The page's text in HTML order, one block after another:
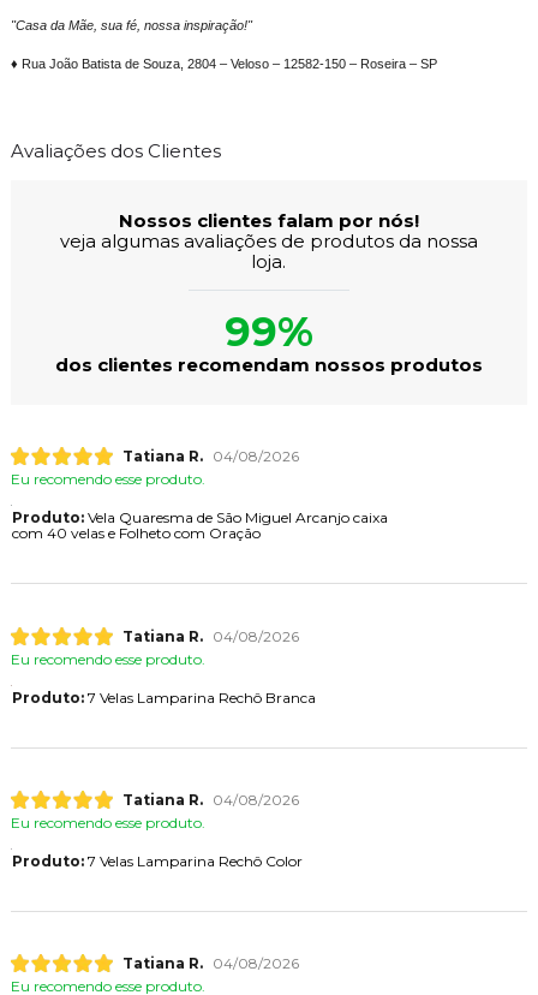
"Casa da Mãe, sua fé, nossa inspiração!"
♦ Rua João Batista de Souza, 2804 – Veloso – 12582-150 – Roseira – SP
Avaliações dos Clientes
Nossos clientes falam por nós!
veja algumas avaliações de produtos da nossa
loja.
99%
dos clientes recomendam nossos produtos
Tatiana R.
04/08/2026
Eu recomendo esse produto.
Produto:Vela Quaresma de São Miguel Arcanjo caixa
com 40 velas e Folheto com Oração
Tatiana R.
04/08/2026
Eu recomendo esse produto.
Produto:7 Velas Lamparina Rechô Branca
Tatiana R.
04/08/2026
Eu recomendo esse produto.
Produto:7 Velas Lamparina Rechô Color
Tatiana R.
04/08/2026
Eu recomendo esse produto.